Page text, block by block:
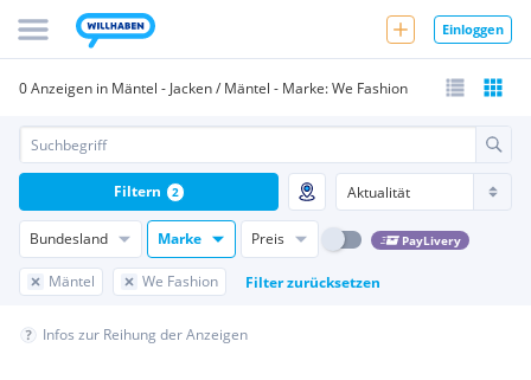
Einloggen
0 Anzeigen in Mäntel - Jacken / Mäntel - Marke: We Fashion
Bundesland Marke Preis PayLivery
Mäntel We Fashion Filter zurücksetzen
Filtern 2
Infos zur Reihung der Anzeigen